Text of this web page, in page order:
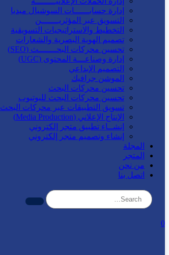
إدارة حسابــــــات السوشيال ميديا
التسويق عبر المؤثريـــــــن
التخطيط والاستراتيجيات التسويقية
تصميم الهوية البصرية والشعارات
تحسين محركات البحـــــــث (SEO)
إدارة وصناعـــة المحتوى (UGC)
التصميم الإبداعي
الموشن جرافيك
تحسين محركات البحث
تحسين محركات البحث لليوتيوب
تسويق التطبيقات عبر محركات البحث ASO
الإنتاج الإعلاني (Media Production)
إنشــاء تطبيق متجر إلكتروني
إنشاء وتصميم متجر إلكتروني
المجلة
المتجر
من نحن
اتصل بنا
0